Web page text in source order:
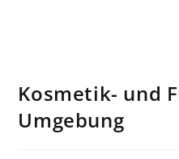
Kosmetik- und
Umgebung